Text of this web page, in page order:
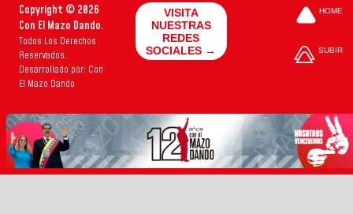
cómplices
sacudírsela
Copyright © 2026
Con El Mazo Dando.
Todos Los Derechos
Reservados.
Desarrollado por: Con
El Mazo Dando
VISITA
NUESTRAS
REDES
SOCIALES →
HOME
SUBIR